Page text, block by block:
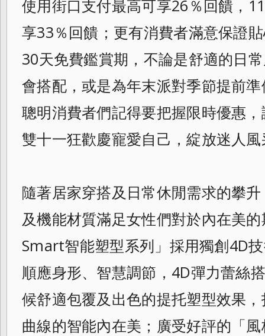
使用街口支付最高可享26％ 回饋，
享33％回饋； 更有消費者滿意保證
30天免費鑑賞期， 不論是舒適的日
會搭配，或是為年末派對季節提前
聰明消費者們記得要把握限時優惠，
雙十一狂歡慶寵愛自己，綻放迷人
隨著居家穿搭及日常休閒需求的攀
及機能材質滿足女性們對於內在美
Smart智能塑型系列」採用獨創4D
順應身形、智慧調節， 4D彈力蕾絲
候舒適包覆及出色的提托塑型效果
曲線的智能內在美；廣受好評的「